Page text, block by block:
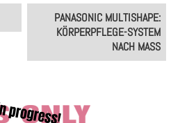
PANASONIC MULTISHAPE:
KÖRPERPFLEGE-SYSTEM
NACH MASS